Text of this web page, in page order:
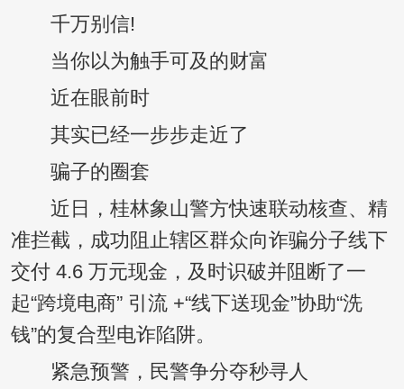
千万别信!
当你以为触手可及的财富
近在眼前时
其实已经一步步走近了
骗子的圈套
近日，桂林象山警方快速联动核查、精
准拦截，成功阻止辖区群众向诈骗分子线下
交付 4.6 万元现金，及时识破并阻断了一
起“跨境电商” 引流 +“线下送现金”协助“洗
钱”的复合型电诈陷阱。
紧急预警，民警争分夺秒寻人